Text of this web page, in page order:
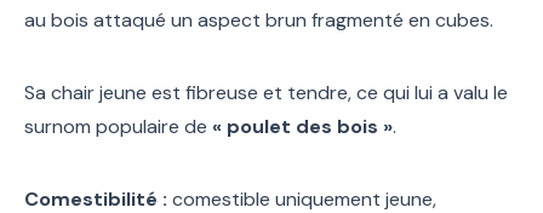
au bois attaqué un aspect brun fragmenté en cubes.
Sa chair jeune est fibreuse et tendre, ce qui lui a valu le
surnom populaire de « poulet des bois ».
Comestibilité : comestible uniquement jeune,